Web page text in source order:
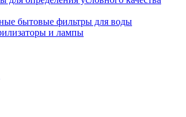
бытовые фильтры для воды
и лампы